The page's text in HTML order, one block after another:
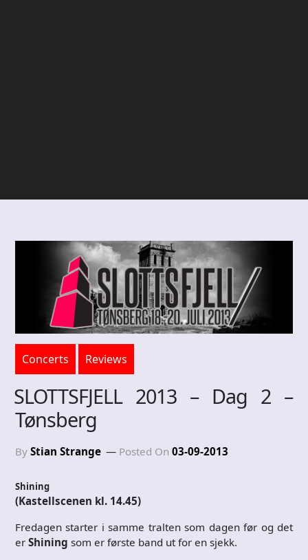
Concerts Reviews
SLOTTSFJELL 2013 – Dag 2 –
Tønsberg
By Stian Strange Posted On 03-09-2013
Shining
(Kastellscenen kl. 14.45)
Fredagen starter i samme tralten som dagen før og det
er Shining som er første band ut for en sjekk.